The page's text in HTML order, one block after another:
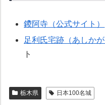
鑁阿寺（公式サイト）
足利氏宅跡（あしかが
ト
栃木県 日本100名城